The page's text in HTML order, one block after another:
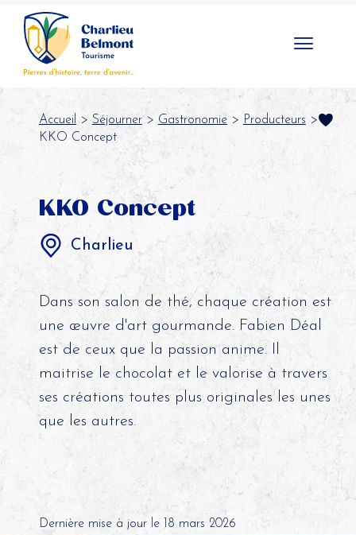
Accueil > Séjourner> Gastronomie> Producteurs >
KKO Concept
KKO Concept
Charlieu
Dans son salon de thé, chaque création est
une œuvre d'art gourmande. Fabien Déal
est de ceux que la passion anime. Il
maitrise le chocolat et le valorise à travers
ses créations toutes plus originales les unes
que les autres.
Dernière mise à jour le 18 mars 2026
Panneau de gestion des cookies